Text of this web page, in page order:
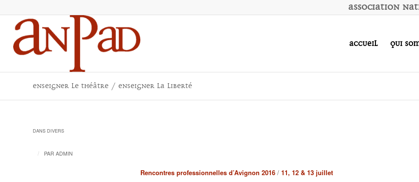
Association N
Accueil Qui
Enseigner le théâtre / Enseigner la liberté
DANS DIVERS
/ PAR ADMIN
Rencontres professionnelles d’Avignon 2016/ 11, 12 & 13 juillet